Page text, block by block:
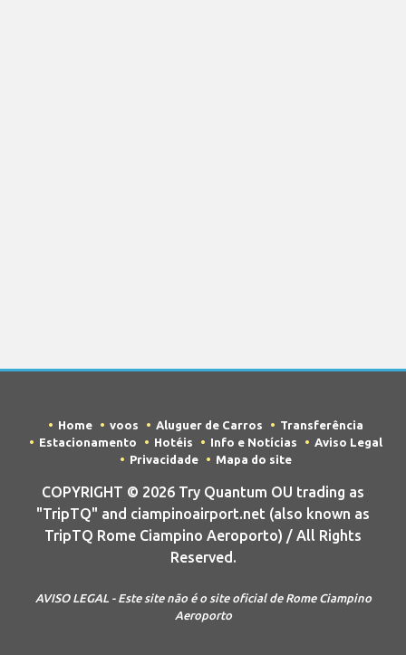
Home voos Aluguer de Carros
Transferência
Estacionamento
Hotéis Info e Notícias
Aviso Legal
Privacidade
Mapa do site
COPYRIGHT © 2026 Try Quantum OU trading as
"TripTQ" and ciampinoairport.net (also known as
TripTQ Rome Ciampino Aeroporto) / All Rights
Reserved.
AVISO LEGAL - Este site não é o site oficial de Rome Ciampino
Aeroporto